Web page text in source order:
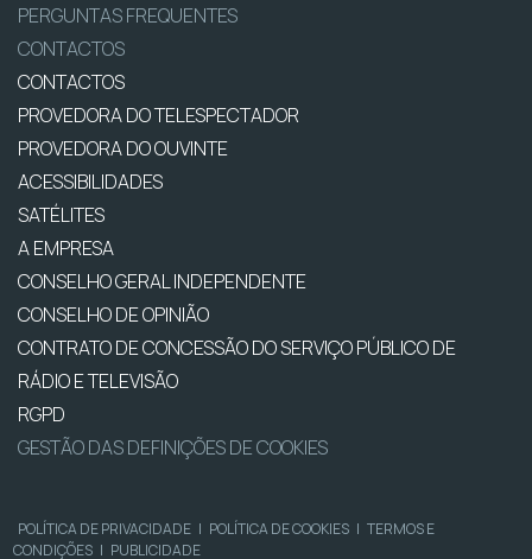
PERGUNTAS FREQUENTES
CONTACTOS
CONTACTOS
PROVEDORA DO TELESPECTADOR
PROVEDORA DO OUVINTE
ACESSIBILIDADES
SATÉLITES
A EMPRESA
CONSELHO GERAL INDEPENDENTE
CONSELHO DE OPINIÃO
CONTRATO DE CONCESSÃO DO SERVIÇO PÚBLICO DE
RÁDIO E TELEVISÃO
RGPD
GESTÃO DAS DEFINIÇÕES DE COOKIES
POLÍTICA DE PRIVACIDADE | POLÍTICA DE COOKIES | TERMOS E
CONDIÇÕES | PUBLICIDADE